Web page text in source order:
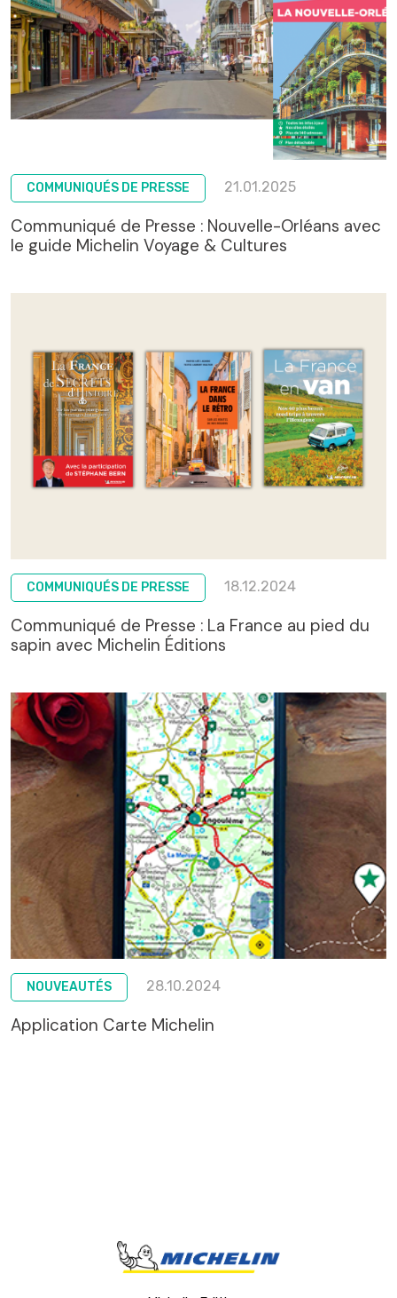
COMMUNIQUÉS DE PRESSE 21.01.2025
Communiqué de Presse : Nouvelle-Orléans avec
le guide Michelin Voyage & Cultures
COMMUNIQUÉS DE PRESSE 18.12.2024
Communiqué de Presse : La France au pied du
sapin avec Michelin Éditions
NOUVEAUTÉS 28.10.2024
Application Carte Michelin